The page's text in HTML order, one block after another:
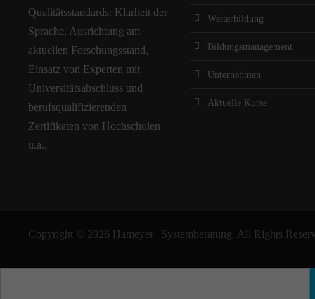
Qualitätsstandards: Klarheit der
Sprache, Ausrichtung am
aktuellen Forschungsstand,
Einsatz von Experten mit
Universitätsabschluss und
berufsqualifizierenden
Zertifikaten von Hochschulen
u.a..
Weiterbildung
Bildungsmanagement
Unternehmen
Aktuelle Kurse
Copyright © 2026 Hameyer | Systemberatung. All Rights